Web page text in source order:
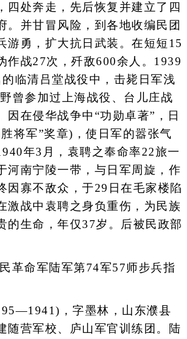
四处奔走，先后恢复并建立了四
。并甘冒风险，到各地收编民团
游勇，扩大抗日武装。在短短15
作战27次，歼敌600余人。1939
临清吕堂战役中，击毙日军浅
曾参加过上海战役、台儿庄战
因在侵华战争中“功勋卓著”，日
将军”奖章)，使日军的嚣张气
年3月，袁聘之奉命率22旅一
河南宁陵一带，与日军周旋，作
因寡不敌众，于29日在毛家楼陷
激战中袁聘之身负重伤，为民族
的生命，年仅37岁。后被民政部
命军陆军第74军57师步兵指
，字墨林，山东濮县
随营军校、庐山军官训练团。陆